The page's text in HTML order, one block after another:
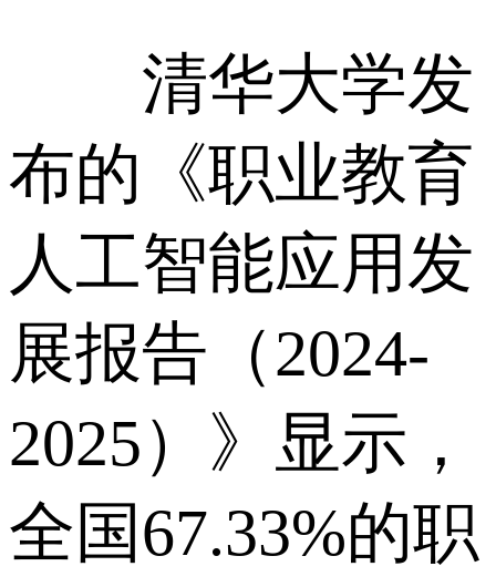
清华大学发
布的《职业教育
人工智能应用发
展报告（2024-
2025）》显示，
全国67.33%的职